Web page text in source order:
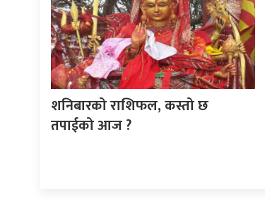
शनिबारको राशिफल, कस्तो छ
तपाईको आज ?